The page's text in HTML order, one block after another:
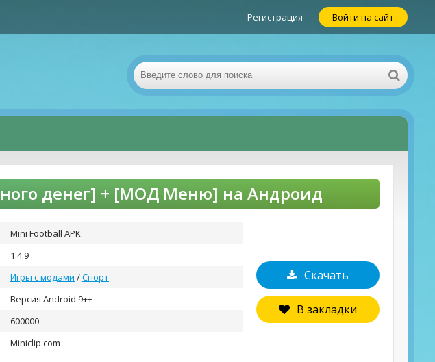
Регистрация Войти на сайт
денег] + [МОД Меню] на Андроид
Скачать
В закладки
Mini Football APK
1.4.9
Игры с модами /Спорт
Версия Android 9++
600000
Miniclip.com